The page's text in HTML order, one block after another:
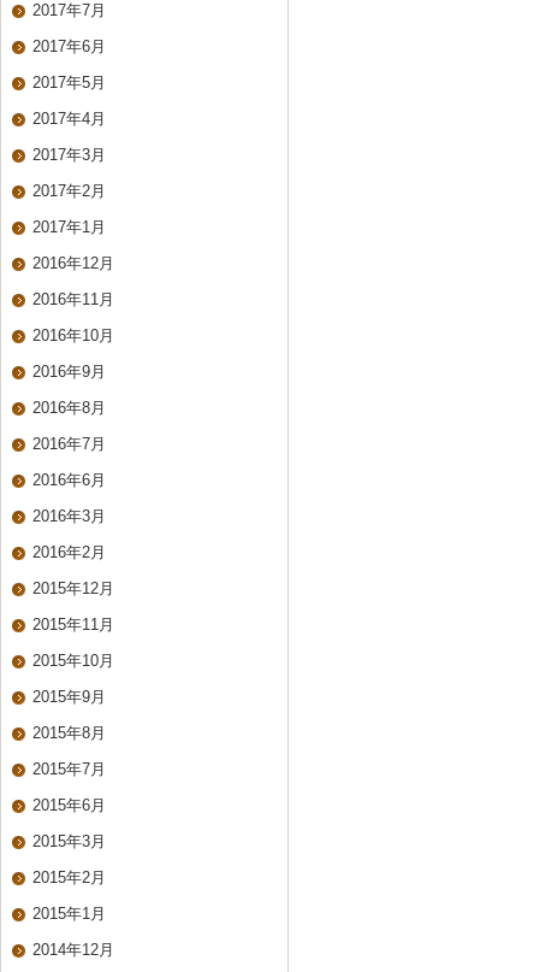
2017年7月
2017年6月
2017年5月
2017年4月
2017年3月
2017年2月
2017年1月
2016年12月
2016年11月
2016年10月
2016年9月
2016年8月
2016年7月
2016年6月
2016年3月
2016年2月
2015年12月
2015年11月
2015年10月
2015年9月
2015年8月
2015年7月
2015年6月
2015年3月
2015年2月
2015年1月
2014年12月